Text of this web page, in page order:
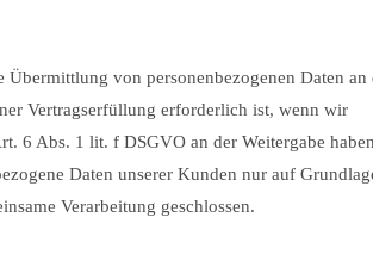
von personenbezogenen Daten an
Vertragserfüllung erforderlich ist, wenn wir
6 Abs. 1 lit. f DSGVO an der Weitergabe
Daten unserer Kunden nur auf
Verarbeitung geschlossen.